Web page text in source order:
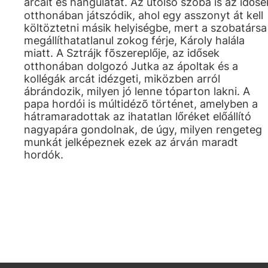
otthonában játszódik, ahol egy asszonyt át kell
költöztetni másik helyiségbe, mert a szobatársa
megállíthatatlanul zokog férje, Károly halála
miatt. A Sztrájk fõszereplője, az idősek
otthonában dolgozó Jutka az ápoltak és a
kollégák arcát idézgeti, miközben arról
ábrándozik, milyen jó lenne tóparton lakni. A
papa hordói is múltidézõ történet, amelyben a
hátramaradottak az ihatatlan lőréket előállító
nagyapára gondolnak, de úgy, milyen rengeteg
munkát jelképeznek ezek az árván maradt
hordók.